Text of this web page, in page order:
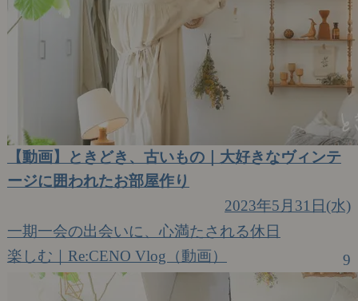
【動画】ときどき、古いもの｜大好きなヴィンテ
ージに囲われたお部屋作り
2023年5月31日(水)
一期一会の出会いに、心満たされる休日
楽しむ｜Re:CENO Vlog（動画）
9